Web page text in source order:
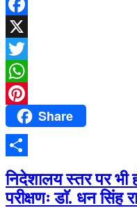
Facebook
X
Twitter
WhatsApp
PinterestShare
Share
निदेशालय स्तर पर भी
परीक्षणः डाॅ. धन सिंह